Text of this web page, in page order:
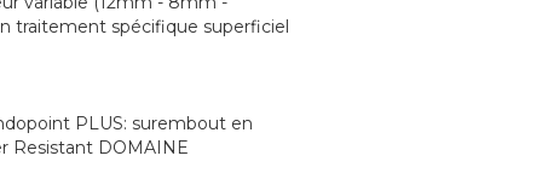
traitement spécifique superficiel
PLUS: surembout en
Resistant DOMAINE